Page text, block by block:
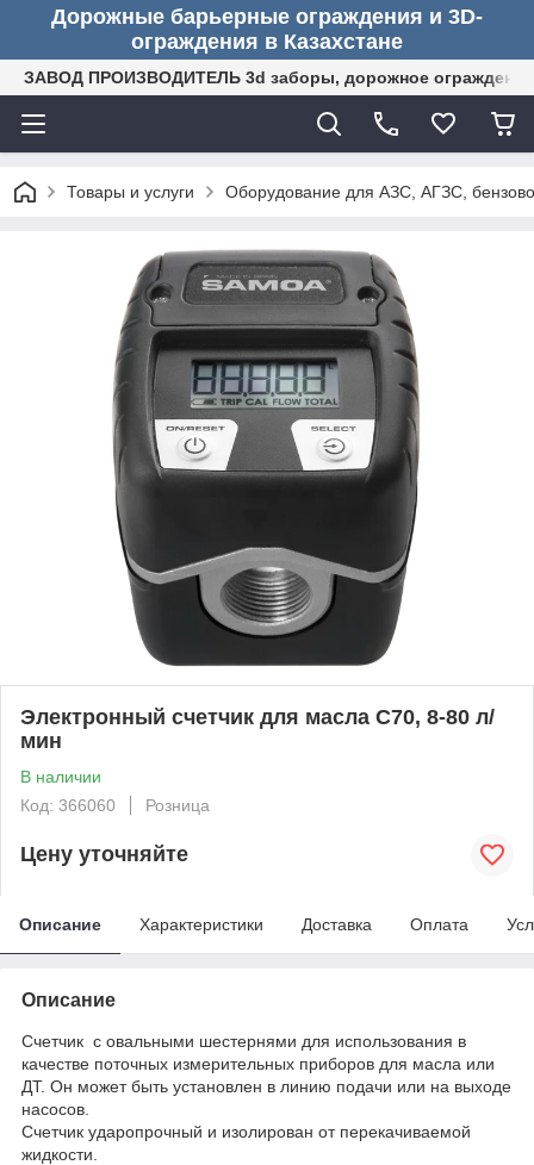
Дорожные барьерные ограждения и 3D-
ограждения в Казахстане
ЗАВОД ПРОИЗВОДИТЕЛЬ 3d заборы, дорожное ограждение
Товары и услуги Оборудование для АЗС, АГЗС,
Электронный счетчик для масла С70, 8-80 л/
мин
В наличии
Код: 366060
Розница
Цену уточняйте
Описание Характеристики Доставка Оплата
Описание
Счетчик с овальными шестернями для использования в
качестве поточных измерительных приборов для масла или
ДТ. Он может быть установлен в линию подачи или на выходе
насосов.
Счетчик ударопрочный и изолирован от перекачиваемой
жидкости.